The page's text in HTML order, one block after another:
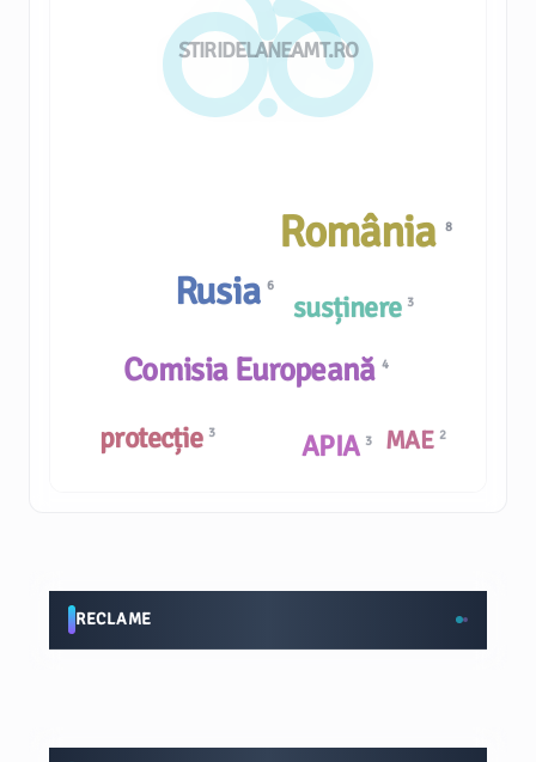
STIRIDELANEAMT.RO
MAE 2
Rusia6
susținere 3
APIA 3
România 8
Comisia Europeană 4
protecție 3
RECLAME